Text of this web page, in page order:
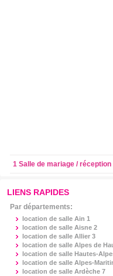
1 Salle de mariage /
LIENS RAPIDES
Par départements:
location de salle Ain 1
location de salle Aisne 2
location de salle Allier 3
location de salle Alpes de
location de salle Hautes-
location de salle Alpes-
location de salle Ardèche 7